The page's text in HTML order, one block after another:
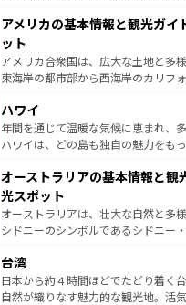
ンツ一覧を参照してほしい。
の建物がそのまま残る町や、スイス
博物館もあり、アルプス観光だけで
ことができる。国民の所得が高いた
者向けの交通パス提供のサービスも
着のスイス情報は
アメリカの基本情報と観光ガイ
ット
アメリカ合衆国は、広大な土地と多
東海岸の都市部から西海岸のカリフ
のような巨大都市は、観光、ショッ
ンメントが詰まった刺激的なスポッ
西部には大自然が広がり、グランド
部のニューオーリンズでは、音楽と
文化が魅力。旅行者はアメリカの各
しみながら、その多様性と豊かな歴
るだろう。車でのロードトリップや
情報は
ハワイ
年間を通じて温暖な気候に恵まれ、
ハワイは、どの島も独自の魅力をも
ワイ島は見逃せない。また、定番の
島だが、静かな自然を求めるならマ
おすすめ。エメラルドグリーンに輝
文化や歴史が息づいている。「アロ
人々、おいしいローカルフードやハ
ク、伝統的なフラダンスなど、すべ
っている。訪れるたびに新しい発見
オーストラリアの基本情報と観
光スポット
オーストラリアは、壮大な自然と多
シドニーのシンボルであるシドニー
リアリーフや大陸中央部にそびえる
ク）、タスマニアの美しい原生林や
ど、見どころがたくさん。また、カ
台湾
日本から約４時間ほどでたどり着く
自然が織りなす魅力的な観光地。活